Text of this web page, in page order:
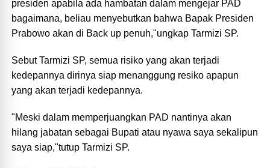
presiden apabila ada hambatan dalam mengejar PAD
bagaimana, beliau menyebutkan bahwa Bapak Presiden
Prabowo akan di Back up penuh,"ungkap Tarmizi SP.
Sebut Tarmizi SP, semua risiko yang akan terjadi
kedepannya dirinya siap menanggung resiko apapun
yang akan terjadi kedepannya.
"Meski dalam memperjuangkan PAD nantinya akan
hilang jabatan sebagai Bupati atau nyawa saya sekalipun
saya siap,"tutup Tarmizi SP.